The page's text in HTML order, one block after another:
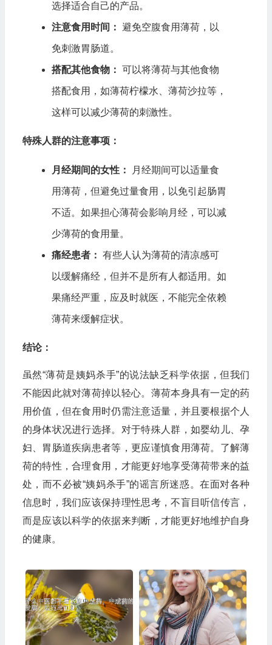
选择适合自己的产品。
注意食用时间： 避免空腹食用薄荷，以
免刺激胃肠道。
搭配其他食物： 可以将薄荷与其他食物
搭配食用，如薄荷柠檬水、薄荷沙拉等，
这样可以减少薄荷的刺激性。
特殊人群的注意事项：
月经期间的女性： 月经期间可以适量食
用薄荷，但避免过量食用，以免引起肠胃
不适。如果担心薄荷会影响月经，可以减
少薄荷的食用量。
痛经患者： 有些人认为薄荷的清凉感可
以缓解痛经，但并不是所有人都适用。如
果痛经严重，应及时就医，不能完全依赖
薄荷来缓解症状。
结论：
虽然“薄荷是姨妈杀手”的说法缺乏科学依据，但我们
不能因此就对薄荷掉以轻心。薄荷本身具有一定的药
用价值，但在食用时仍需注意适量，并且要根据个人
的身体状况进行选择。对于特殊人群，如婴幼儿、孕
妇、胃肠道疾病患者等，更应谨慎食用薄荷。了解薄
荷的特性，合理食用，才能更好地享受薄荷带来的益
处，而不必被“姨妈杀手”的谣言所迷惑。在面对各种
信息时，我们应该保持理性思考，不盲目听信传言，
而是应该以科学的依据来判断，才能更好地维护自身
的健康。